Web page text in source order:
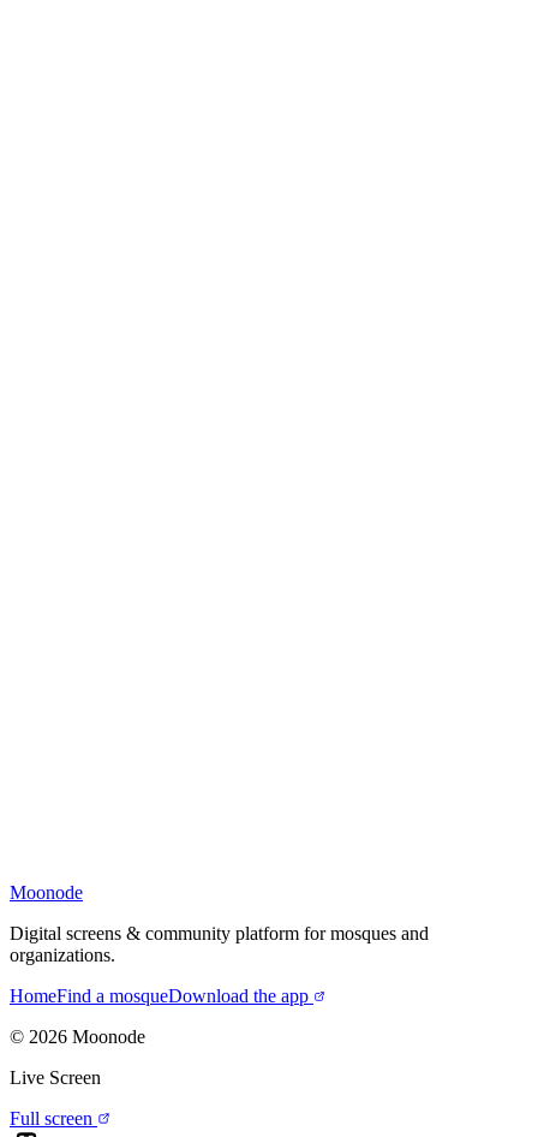
Moonode
Digital screens & community platform for mosques and
organizations.
HomeFind a mosqueDownload the app
© 2026 Moonode
Live Screen
Full screen